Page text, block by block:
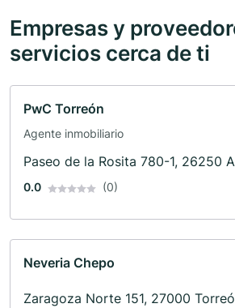
Empresas y
servicios cerca de ti
PwC Torreón
Agente inmobiliario
Paseo de la Rosita 780-1, 26250
0.0 (0)
Neveria Chepo
Zaragoza Norte 151, 27000